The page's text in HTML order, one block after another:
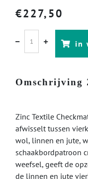
€227,50
in
Omschrijving
Zinc Textile
afwisselt tussen
wol, linnen en jute,
schaakbordpatroon
weefsel, geeft de
de linnen en jute